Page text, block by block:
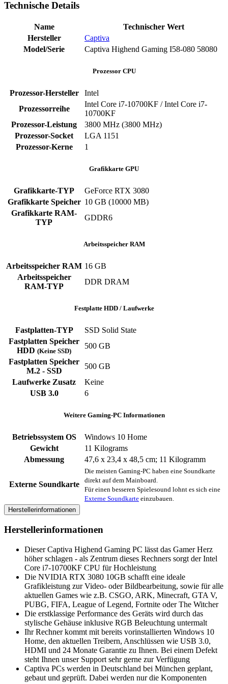
Technische Details
Name
Technischer Wert
Hersteller
Captiva
Model/Serie
‎Captiva Highend Gaming I58-080 ‎58080
Prozessor CPU
Prozessor-Hersteller
‎Intel
Prozessorreihe
Intel Core i7-10700KF / Intel Core i7-
10700KF
Prozessor-Leistung
‎3800 MHz (3800 MHz)
Prozessor-Socket
‎LGA 1151
Prozessor-Kerne
‎1
Grafikkarte GPU
Grafikkarte-TYP
GeForce RTX 3080
Grafikkarte Speicher ‎10 GB (10000 MB)
Grafikkarte RAM-
TYP
‎GDDR6
Arbeitsspeicher RAM
Arbeitsspeicher RAM ‎16 GB
Arbeitsspeicher
RAM-TYP
‎DDR DRAM
Festplatte HDD / Laufwerke
Fastplatten-TYP
‎SSD ‎Solid State
Fastplatten Speicher
HDD (Keine SSD)
500 GB
Fastplatten Speicher
M.2 - SSD
500 GB
Laufwerke Zusatz
‎Keine
USB 3.0
‎6
Weitere Gaming-PC Informationen
Betriebssystem OS
Windows 10 Home
Gewicht
‎11 Kilograms
Abmessung
‎47,6 x 23,4 x 48,5 cm; 11 Kilogramm
Externe Soundkarte
Die meisten Gaming-PC haben eine Soundkarte
direkt auf dem Mainboard.
Für einen besseren Spielesound lohnt es sich eine
Externe Soundkarte einzubauen.
Herstellerinformationen
Herstellerinformationen
Dieser Captiva Highend Gaming PC lässt das Gamer Herz
höher schlagen - als Zentrum dieses Rechners sorgt der Intel
Core i7-10700KF CPU für Hochleistung
Die NVIDIA RTX 3080 10GB schafft eine ideale
Grafikleistung zur Video- oder Bildbearbeitung, sowie für alle
aktuellen Games wie z.B. CSGO, ARK, Minecraft, GTA V,
PUBG, FIFA, League of Legend, Fortnite oder The Witcher
Die erstklassige Performance des Geräts wird durch das
stylische Gehäuse inklusive RGB Beleuchtung untermalt
Ihr Rechner kommt mit bereits vorinstallierten Windows 10
Home, den aktuellen Treibern, Anschlüssen wie USB 3.0,
HDMI und 24 Monate Garantie zu Ihnen. Bei einem Defekt
steht Ihnen unser Support sehr gerne zur Verfügung
Captiva PCs werden in Deutschland bei München geplant,
gebaut und geprüft. Dabei werden nur die Komponenten